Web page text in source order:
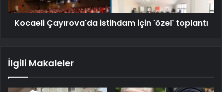
Kocaeli Çayırova'da istihdam için 'özel' toplantı
İlgili Makaleler